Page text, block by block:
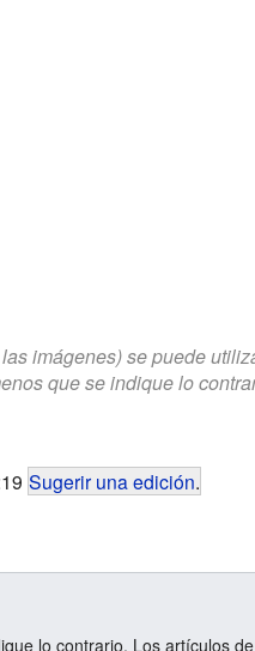
imágenes) se puede
que se indique lo
Sugerir una edición.
lo contrario. Los artículos